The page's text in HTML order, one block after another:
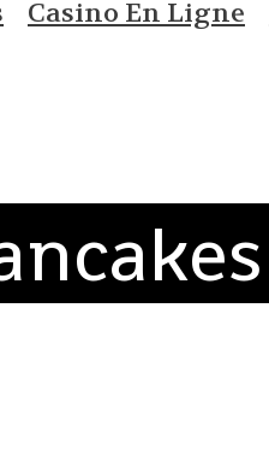
Casino En Ligne